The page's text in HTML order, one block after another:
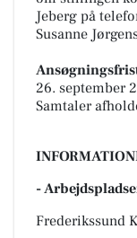
Jeberg på
Susanne
26. september
Samtaler
-
Frederikssund